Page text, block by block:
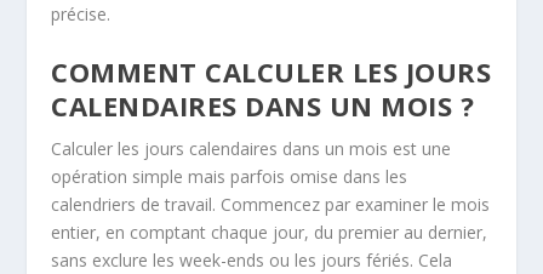
précise.
COMMENT CALCULER LES JOURS
CALENDAIRES DANS UN MOIS ?
Calculer les jours calendaires dans un mois est une
opération simple mais parfois omise dans les
calendriers de travail. Commencez par examiner le mois
entier, en comptant chaque jour, du premier au dernier,
sans exclure les week-ends ou les jours fériés. Cela